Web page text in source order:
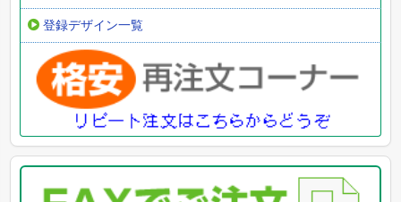
登録デザイン一覧